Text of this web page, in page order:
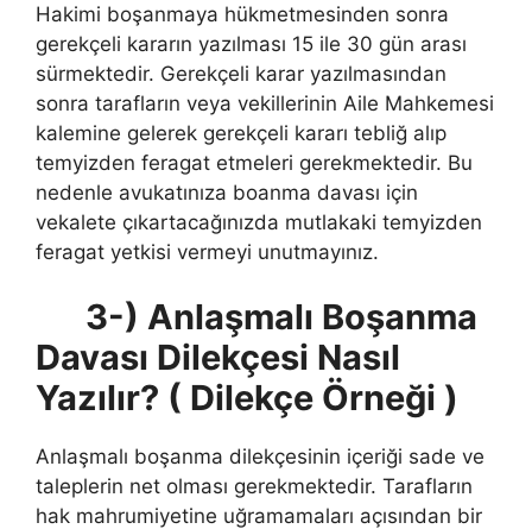
Hakimi boşanmaya hükmetmesinden sonra
gerekçeli kararın yazılması 15 ile 30 gün arası
sürmektedir. Gerekçeli karar yazılmasından
sonra tarafların veya vekillerinin Aile Mahkemesi
kalemine gelerek gerekçeli kararı tebliğ alıp
temyizden feragat etmeleri gerekmektedir. Bu
nedenle avukatınıza boanma davası için
vekalete çıkartacağınızda mutlakaki temyizden
feragat yetkisi vermeyi unutmayınız.
3-) Anlaşmalı Boşanma
Davası Dilekçesi Nasıl
Yazılır? ( Dilekçe Örneği )
Anlaşmalı boşanma dilekçesinin içeriği sade ve
taleplerin net olması gerekmektedir. Tarafların
hak mahrumiyetine uğramamaları açısından bir